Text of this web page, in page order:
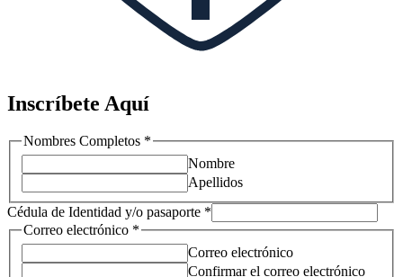
Inscríbete Aquí
Nombres Completos *
Nombre
Apellidos
Cédula de Identidad y/o pasaporte *
Correo electrónico *
Correo electrónico
Confirmar el correo electrónico